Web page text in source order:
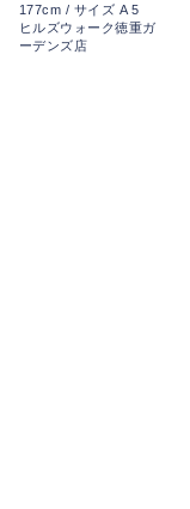
177cm / サイズ A 5
ヒルズウォーク徳重ガ
ーデンズ店